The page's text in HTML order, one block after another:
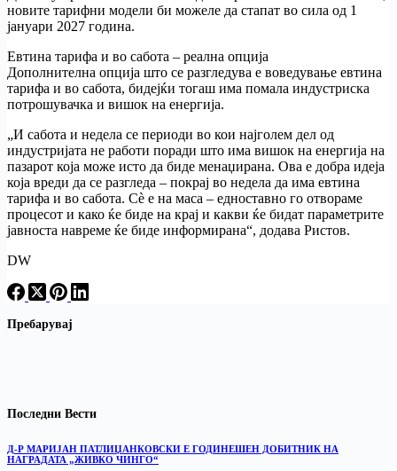
новите тарифни модели би можеле да стапат во сила од 1
јануари 2027 година.
Евтина тарифа и во сабота – реална опција
Дополнителна опција што се разгледува е воведување евтина
тарифа и во сабота, бидејќи тогаш има помала индустриска
потрошувачка и вишок на енергија.
„И сабота и недела се периоди во кои најголем дел од
индустријата не работи поради што има вишок на енергија на
пазарот која може исто да биде менаџирана. Ова е добра идеја
која вреди да се разгледа – покрај во недела да има евтина
тарифа и во сабота. Сѐ е на маса – едноставно го отвораме
процесот и како ќе биде на крај и какви ќе бидат параметрите
јавноста навреме ќе биде информирана“, додава Ристов.
DW
Пребарувај
Последни Вести
Д-Р МАРИЈАН ПАТЛИЏАНКОВСКИ Е ГОДИНЕШЕН ДОБИТНИК НА
НАГРАДАТА „ЖИВКО ЧИНГО“